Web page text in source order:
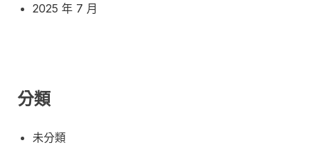
2025 年 7 月
分類
未分類